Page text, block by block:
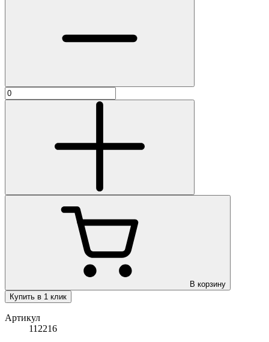
В корзину
Купить в 1 клик
Артикул
112216